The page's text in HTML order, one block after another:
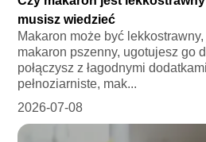
musisz wiedzieć
Makaron może być
makaron pszenny, ugotujesz go
połączysz z łagodnymi
pełnoziarniste, mak...
2026-07-08